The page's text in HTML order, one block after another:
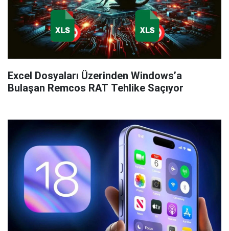
Excel Dosyaları Üzerinden Windows’a
Bulaşan Remcos RAT Tehlike Saçıyor